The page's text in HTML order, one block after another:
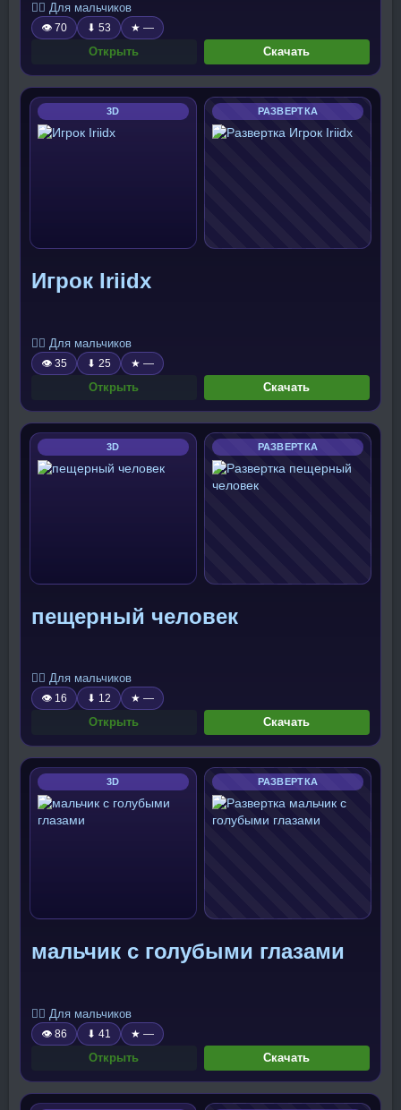
🧍‍♂️ Для мальчиков
👁 70 ⬇ 53 ★ —
Открыть Скачать
3D РАЗВЕРТКА
Игрок Iriidx
🧍‍♂️ Для мальчиков
👁 35 ⬇ 25 ★ —
Открыть Скачать
3D РАЗВЕРТКА
пещерный человек
🧍‍♂️ Для мальчиков
👁 16 ⬇ 12 ★ —
Открыть Скачать
3D РАЗВЕРТКА
мальчик с голубыми глазами
🧍‍♂️ Для мальчиков
👁 86 ⬇ 41 ★ —
Открыть Скачать